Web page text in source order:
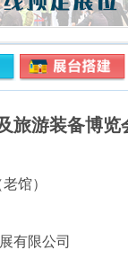
旅游装备博览
馆）
有限公司